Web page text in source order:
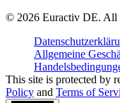
© 2026 Euractiv DE. All
Allgemeine
This site is protected by
Policy and Terms of